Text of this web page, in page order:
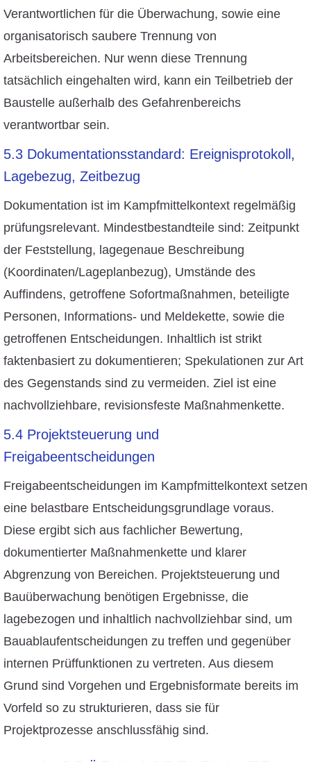
Verantwortlichen für die Überwachung, sowie eine
organisatorisch saubere Trennung von
Arbeitsbereichen. Nur wenn diese Trennung
tatsächlich eingehalten wird, kann ein Teilbetrieb der
Baustelle außerhalb des Gefahrenbereichs
verantwortbar sein.
5.3 Dokumentationsstandard: Ereignisprotokoll,
Lagebezug, Zeitbezug
Dokumentation ist im Kampfmittelkontext regelmäßig
prüfungsrelevant. Mindestbestandteile sind: Zeitpunkt
der Feststellung, lagegenaue Beschreibung
(Koordinaten/Lageplanbezug), Umstände des
Auffindens, getroffene Sofortmaßnahmen, beteiligte
Personen, Informations- und Meldekette, sowie die
getroffenen Entscheidungen. Inhaltlich ist strikt
faktenbasiert zu dokumentieren; Spekulationen zur Art
des Gegenstands sind zu vermeiden. Ziel ist eine
nachvollziehbare, revisionsfeste Maßnahmenkette.
5.4 Projektsteuerung und
Freigabeentscheidungen
Freigabeentscheidungen im Kampfmittelkontext setzen
eine belastbare Entscheidungsgrundlage voraus.
Diese ergibt sich aus fachlicher Bewertung,
dokumentierter Maßnahmenkette und klarer
Abgrenzung von Bereichen. Projektsteuerung und
Bauüberwachung benötigen Ergebnisse, die
lagebezogen und inhaltlich nachvollziehbar sind, um
Bauablaufentscheidungen zu treffen und gegenüber
internen Prüffunktionen zu vertreten. Aus diesem
Grund sind Vorgehen und Ergebnisformate bereits im
Vorfeld so zu strukturieren, dass sie für
Projektprozesse anschlussfähig sind.